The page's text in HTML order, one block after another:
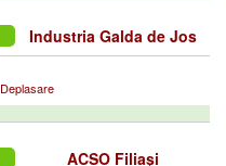
Industria Galda de Jos
Deplasare
ACSO Filiaşi